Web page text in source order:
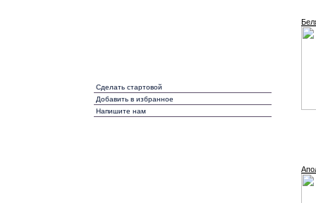
Сделать стартовой
Добавить в избранное
Напишите нам